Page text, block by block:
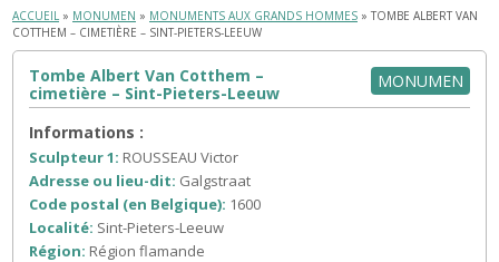
ACCUEIL » MONUMEN » MONUMENTS AUX GRANDS HOMMES » TOMBE ALBERT VAN
COTTHEM – CIMETIÈRE – SINT-PIETERS-LEEUW
MONUMEN
Tombe Albert Van Cotthem –
cimetière – Sint-Pieters-Leeuw
Informations :
Sculpteur 1: ROUSSEAU Victor
Adresse ou lieu-dit: Galgstraat
Code postal (en Belgique): 1600
Localité: Sint-Pieters-Leeuw
Région: Région flamande